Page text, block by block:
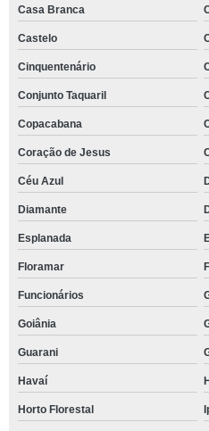
Casa Branca
Castelo
Cinquentenário
Conjunto Taquaril
Copacabana
Coração de Jesus
Céu Azul
Diamante
Esplanada
Floramar
Funcionários
Goiânia
Guarani
Havaí
Horto Florestal